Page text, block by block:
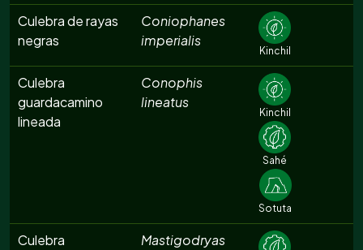
Culebra de rayas
negras
Coniophanes
imperialis
Kinchil
Culebra
guardacamino
lineada
Conophis
lineatus
Kinchil
Sahé
Sotuta
Culebra
Mastigodryas